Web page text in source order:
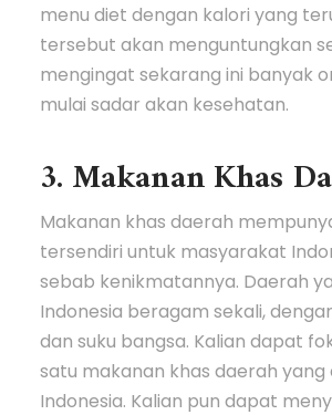
menu diet dengan kalori yang
tersebut akan menguntungkan
mengingat sekarang ini banyak
mulai sadar akan kesehatan.
3. Makanan Khas
Makanan khas daerah
tersendiri untuk masyarakat
sebab kenikmatannya. Daerah
Indonesia beragam sekali,
dan suku bangsa. Kalian dapat
satu makanan khas daerah yang
Indonesia. Kalian pun dapat